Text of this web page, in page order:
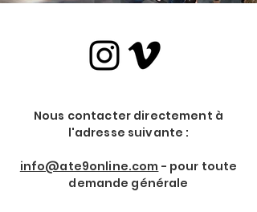
Nous contacter directement à
l'adresse suivante :
info@ate9online.com - pour toute
demande générale